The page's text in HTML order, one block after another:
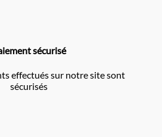
sécurisé
effectués sur notre site sont
sécurisés